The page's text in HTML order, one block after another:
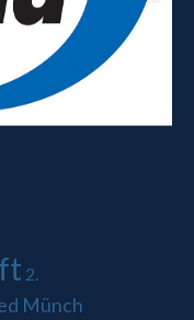
2.
Münch